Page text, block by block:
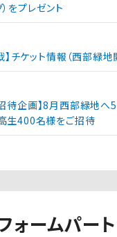
をプレゼント
チケット情報（西部緑地
待企画】8月西部緑地へ
生400名様をご招待
ォームパー